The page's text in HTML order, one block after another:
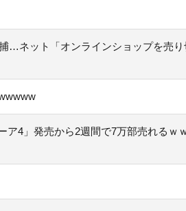
…ネット「オンラインショップを売
ア4」発売から2週間で7万部売れるｗ